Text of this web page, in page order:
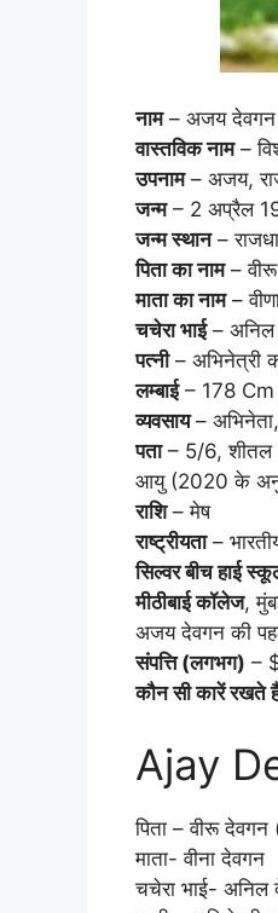
नाम– अजय देवगन
वास्तविक नाम–
उपनाम– अजय,
जन्म– 2 अप्रैल
जन्म स्थान–
पिता का नाम–
माता का नाम–
चचेरा भाई– अनिल
पत्नी– अभिनेत्री
लम्बाई– 178 Cm
व्यवसाय– अभिनेता,
पता– 5/6, शीतल
आयु (2020 के
राशि– मेष
राष्ट्रीयता–
सिल्वर बीच हाई
मीठीबाई कॉलेज,
अजय देवगन की
संपत्ति (लगभग) –
कौन सी कारें रखते
Ajay
पिता – वीरू
माता- वीना देवगन
चचेरा भाई- अनिल